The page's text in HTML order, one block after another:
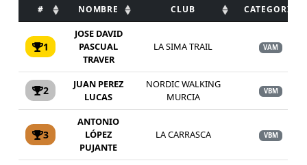
# NOMBRE CLUB CATEGORÍA
1
JOSE DAVID
PASCUAL
TRAVER
LA SIMA TRAIL VAM
2
JUAN PEREZ
LUCAS
NORDIC WALKING
MURCIA
VBM
3
ANTONIO
LÓPEZ
PUJANTE
LA CARRASCA VBM